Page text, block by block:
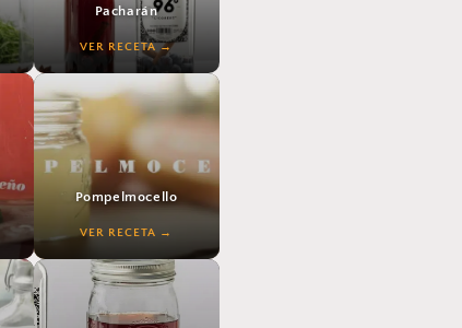
Pacharán
VER RECETA
VER RECETA
Pompelmocello
VER RECETA
VER RECETA